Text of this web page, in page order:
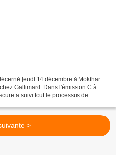
jeudi 14 décembre à Mokthar
Gallimard. Dans l'émission C à
a suivi tout le processus de
>